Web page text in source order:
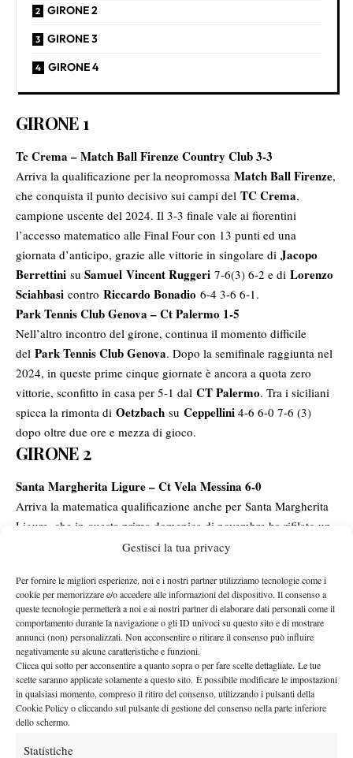
Gestisci la tua privacy
Per fornire le migliori esperienze, noi e i nostri partner utilizziamo tecnologie come i
cookie per memorizzare e/o accedere alle informazioni del dispositivo. Il consenso a
queste tecnologie permetterà a noi e ai nostri partner di elaborare dati personali come il
comportamento durante la navigazione o gli ID univoci su questo sito e di mostrare
annunci (non) personalizzati. Non acconsentire o ritirare il consenso può influire
negativamente su alcune caratteristiche e funzioni.
Clicca qui sotto per acconsentire a quanto sopra o per fare scelte dettagliate. Le tue
scelte saranno applicate solamente a questo sito. È possibile modificare le impostazioni
in qualsiasi momento, compreso il ritiro del consenso, utilizzando i pulsanti della
Cookie Policy o cliccando sul pulsante di gestione del consenso nella parte inferiore
dello schermo.
Statistiche
GIRONE 2
GIRONE 3
GIRONE 4
GIRONE 1
Tc Crema – Match Ball Firenze Country Club 3-3
Arriva la qualificazione per la neopromossa Match Ball Firenze,
che conquista il punto decisivo sui campi del TC Crema,
campione uscente del 2024. Il 3-3 finale vale ai fiorentini
l’accesso matematico alle Final Four con 13 punti ed una
giornata d’anticipo, grazie alle vittorie in singolare di Jacopo
Berrettini su Samuel Vincent Ruggeri 7-6(3) 6-2 e di Lorenzo
Sciahbasi contro Riccardo Bonadio 6-4 3-6 6-1.
Park Tennis Club Genova – Ct Palermo 1-5
Nell’altro incontro del girone, continua il momento difficile
del Park Tennis Club Genova. Dopo la semifinale raggiunta nel
2024, in queste prime cinque giornate è ancora a quota zero
vittorie, sconfitto in casa per 5-1 dal CT Palermo. Tra i siciliani
spicca la rimonta di Oetzbach su Ceppellini 4-6 6-0 7-6 (3)
dopo oltre due ore e mezza di gioco.
GIRONE 2
Santa Margherita Ligure – Ct Vela Messina 6-0
Arriva la matematica qualificazione anche per Santa Margherita
Ligure, che in questa prima domenica di novembre ha rifilato un
netto 6-0 al CT Vela Messina. Una giornata di dominio assoluto
incontri disputati. Da segnalare la vittoria diPedro
MartínezsuFausto Tabacco6-3 6-4. Seconda qualificazione
consecutiva perSanta Margherita Ligure, che con una giornata
d’anticipo sigilla il Girone 2 a quota 13 punti e conferma anche
quest’anno l’obiettivo di essere tra le pretendenti al titolo.
Sc Sassuolo – Junior Tennis M+ Performance 6-0
Altro 6-0 di giornata quello dello Sporting Club Sassuolo,
vittorioso contro lo Junior Tennis Perugia. Trascinato